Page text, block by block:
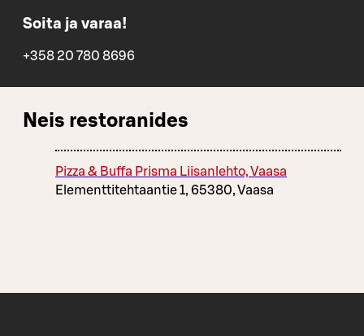
Soita ja varaa!
+358 20 780 8696
Neis restoranides
Pizza & Buffa Prisma Liisanlehto, Vaasa
Elementtitehtaantie 1, 65380, Vaasa